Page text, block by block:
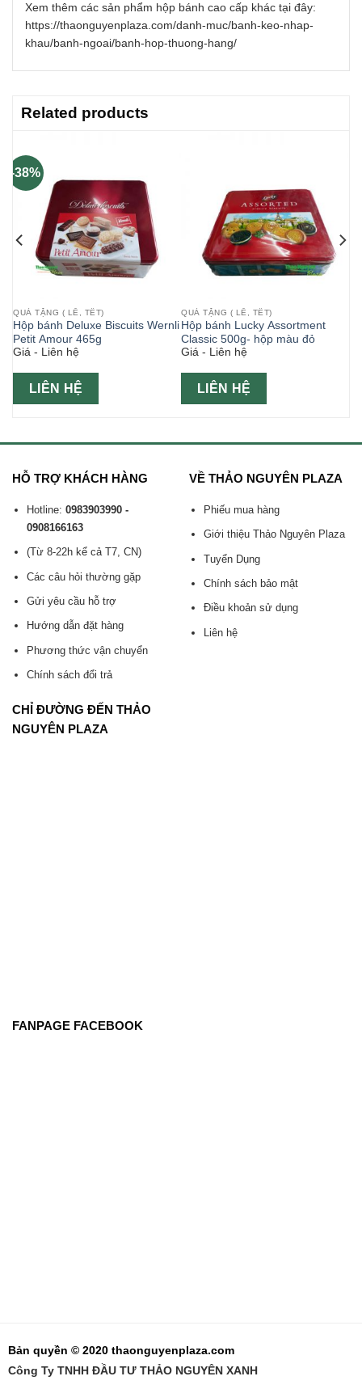
Xem thêm các sản phẩm hộp bánh cao cấp khác tại đây:
https://thaonguyenplaza.com/danh-muc/banh-keo-nhap-
khau/banh-ngoai/banh-hop-thuong-hang/
Related products
-38%
QUÀ TẶNG ( LỄ, TẾT)
Hộp bánh Deluxe Biscuits Wernli
Petit Amour 465g
Giá - Liên hệ
LIÊN HỆ
QUÀ TẶNG ( LỄ, TẾT)
Hộp bánh Lucky Assortment
Classic 500g- hộp màu đỏ
Giá - Liên hệ
LIÊN HỆ
HỖ TRỢ KHÁCH HÀNG
Hotline: 0983903990 -
0908166163
(Từ 8-22h kể cả T7, CN)
Các câu hỏi thường gặp
Gửi yêu cầu hỗ trợ
Hướng dẫn đặt hàng
Phương thức vận chuyển
Chính sách đổi trả
VỀ THẢO NGUYÊN PLAZA
Phiếu mua hàng
Giới thiệu Thảo Nguyên Plaza
Tuyển Dụng
Chính sách bảo mật
Điều khoản sử dụng
Liên hệ
CHỈ ĐƯỜNG ĐẾN THẢO
NGUYÊN PLAZA
FANPAGE FACEBOOK
Bản quyền © 2020 thaonguyenplaza.com
Công Ty TNHH ĐẦU TƯ THẢO NGUYÊN XANH